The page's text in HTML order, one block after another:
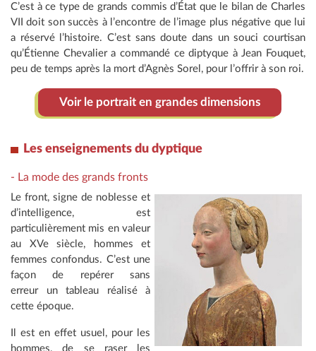
C’est à ce type de grands commis d’État que le bilan de Charles
VII doit son succès à l’encontre de l’image plus négative que lui
a réservé l’histoire. C’est sans doute dans un souci courtisan
qu’Étienne Chevalier a commandé ce diptyque à Jean Fouquet,
peu de temps après la mort d’Agnès Sorel, pour l’offrir à son roi.
Voir le portrait en grandes dimensions
Les enseignements du dyptique
- La mode des grands fronts
Le front, signe de noblesse et
d’intelligence, est
particulièrement mis en valeur
au XVe siècle, hommes et
femmes confondus. C’est une
façon de repérer sans
erreur un tableau réalisé à
cette époque.
Il est en effet usuel, pour les
hommes, de se raser les